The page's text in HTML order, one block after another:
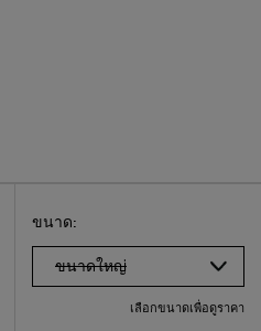
เลือกขนาดของคุณ
Select
ขนาด:
ขนาดใหญ่
เลือกขนาดเพื่อดูราคา